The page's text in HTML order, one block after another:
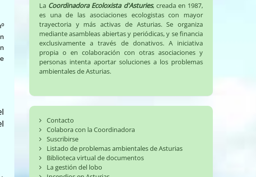
La Coordinadora Ecoloxista d'Asturies, creada en 1987,
es una de las asociaciones ecologistas con mayor
trayectoria y más activas de Asturias. Se organiza
mediante asambleas abiertas y periódicas, y se financia
exclusivamente a través de donativos. A iniciativa
propia o en colaboración con otras asociaciones y
personas intenta aportar soluciones a los problemas
ambientales de Asturias.
Contacto
Colabora con la Coordinadora
Suscribirse
Listado de problemas ambientales de Asturias
Biblioteca virtual de documentos
La gestión del lobo